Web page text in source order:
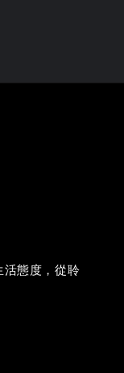
態度，從聆